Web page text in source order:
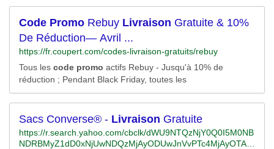
Code Promo Rebuy Livraison Gratuite & 10%
De Réduction— Avril ...
https://fr.coupert.com/codes-livraison-gratuits/rebuy
Tous les code promo actifs Rebuy - Jusqu'à 10% de
réduction ; Pendant Black Friday, toutes les
Sacs Converse® - Livraison Gratuite
https://r.search.yahoo.com/cbclk/dWU9NTQzNjY0Q0I5M0NB
NDRBMyZ1dD0xNjUwNDQzMjAyODUwJnVvPTc4MjAyOTAy